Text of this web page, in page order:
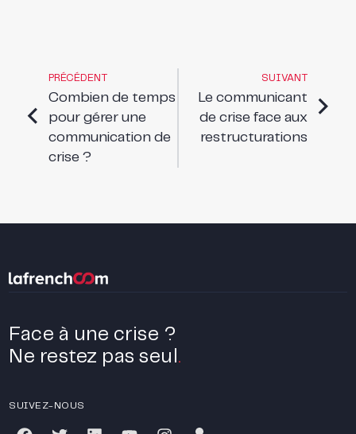
PRÉCÉDENT
Combien de temps
pour gérer une
communication de
crise ?
SUIVANT
Le communicant
de crise face aux
restructurations
Face à une crise ?
Ne restez pas seul .
SUIVEZ-NOUS